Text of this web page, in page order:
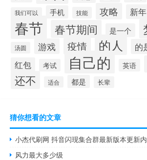
我们可以 手机 技能 攻略 新年
春节 春节期间 是一个
汤圆 游戏 疫情 的人 的
红包 考试 自己的 英语
还不 适合 都是 长辈
猜你想看的文章
小杰代刷网 抖音闪现集合群最新版本更新
风力最大多少级